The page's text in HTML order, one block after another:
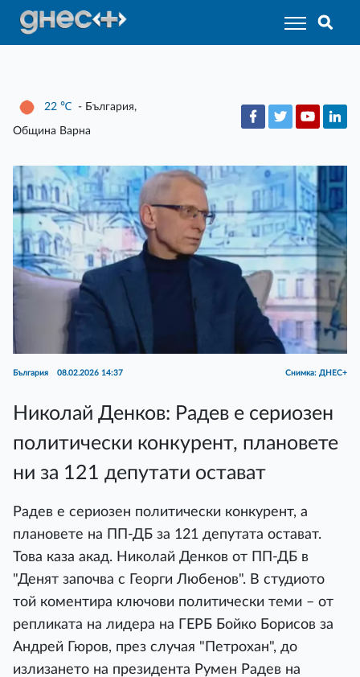
22 ℃ - България,
Община Варна
България 08.02.2026 14:37 Снимка: ДНЕС+
Николай Денков: Радев е сериозен
политически конкурент, плановете
ни за 121 депутати остават
Радев е сериозен политически конкурент, а
плановете на ПП-ДБ за 121 депутата остават.
Това каза акад. Николай Денков от ПП-ДБ в
"Денят започва с Георги Любенов". В студиото
той коментира ключови политически теми – от
репликата на лидера на ГЕРБ Бойко Борисов за
Андрей Гюров, през случая "Петрохан", до
излизането на президента Румен Радев на